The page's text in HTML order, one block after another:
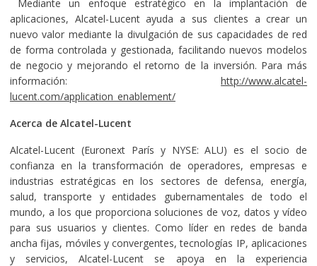
Mediante un enfoque estratégico en la implantación de
aplicaciones, Alcatel-Lucent ayuda a sus clientes a crear un
nuevo valor mediante la divulgación de sus capacidades de red
de forma controlada y gestionada, facilitando nuevos modelos
de negocio y mejorando el retorno de la inversión. Para más
información:http://www.alcatel-
lucent.com/application_enablement/
Acerca de Alcatel-Lucent
Alcatel-Lucent (Euronext París y NYSE: ALU) es el socio de
confianza en la transformación de operadores, empresas e
industrias estratégicas en los sectores de defensa, energía,
salud, transporte y entidades gubernamentales de todo el
mundo, a los que proporciona soluciones de voz, datos y vídeo
para sus usuarios y clientes. Como líder en redes de banda
ancha fijas, móviles y convergentes, tecnologías IP, aplicaciones
y servicios, Alcatel-Lucent se apoya en la experiencia